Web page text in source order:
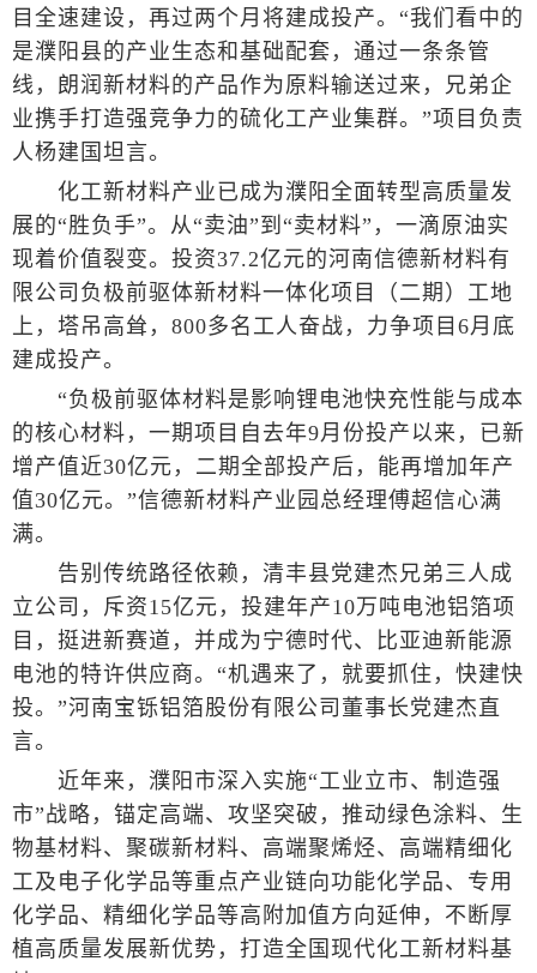
目全速建设，再过两个月将建成投产。“我们看中的
是濮阳县的产业生态和基础配套，通过一条条管
线，朗润新材料的产品作为原料输送过来，兄弟企
业携手打造强竞争力的硫化工产业集群。”项目负责
人杨建国坦言。
化工新材料产业已成为濮阳全面转型高质量发
展的“胜负手”。从“卖油”到“卖材料”，一滴原油实
现着价值裂变。投资37.2亿元的河南信德新材料有
限公司负极前驱体新材料一体化项目（二期）工地
上，塔吊高耸，800多名工人奋战，力争项目6月底
建成投产。
“负极前驱体材料是影响锂电池快充性能与成本
的核心材料，一期项目自去年9月份投产以来，已新
增产值近30亿元，二期全部投产后，能再增加年产
值30亿元。”信德新材料产业园总经理傅超信心满
满。
告别传统路径依赖，清丰县党建杰兄弟三人成
立公司，斥资15亿元，投建年产10万吨电池铝箔项
目，挺进新赛道，并成为宁德时代、比亚迪新能源
电池的特许供应商。“机遇来了，就要抓住，快建快
投。”河南宝铄铝箔股份有限公司董事长党建杰直
言。
近年来，濮阳市深入实施“工业立市、制造强
市”战略，锚定高端、攻坚突破，推动绿色涂料、生
物基材料、聚碳新材料、高端聚烯烃、高端精细化
工及电子化学品等重点产业链向功能化学品、专用
化学品、精细化学品等高附加值方向延伸，不断厚
植高质量发展新优势，打造全国现代化工新材料基